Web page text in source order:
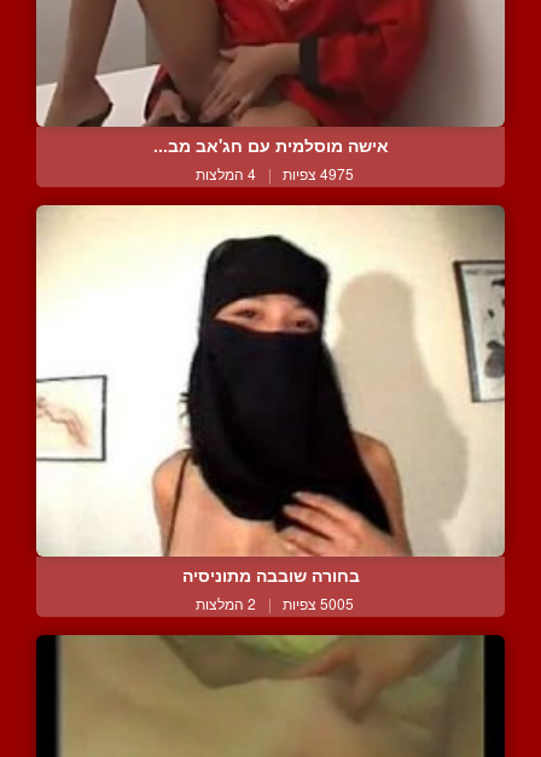
אישה מוסלמית עם חג'אב מב...
4975 צפיות | 4 המלצות
בחורה שובבה מתוניסיה
5005 צפיות | 2 המלצות